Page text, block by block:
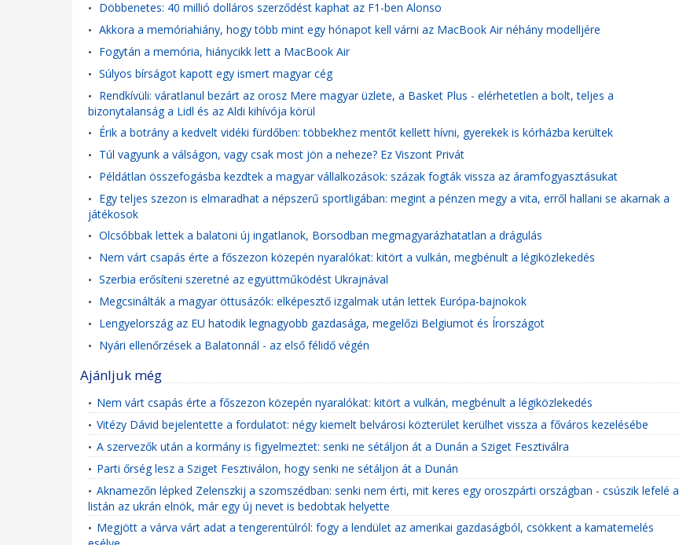
• Döbbenetes: 40 millió dolláros szerződést kaphat az F1-ben Alonso
• Akkora a memóriahiány, hogy több mint egy hónapot kell várni az MacBook Air néhány modelljére
• Fogytán a memória, hiánycikk lett a MacBook Air
• Súlyos bírságot kapott egy ismert magyar cég
• Rendkívüli: váratlanul bezárt az orosz Mere magyar üzlete, a Basket Plus - elérhetetlen a bolt, teljes a
bizonytalanság a Lidl és az Aldi kihívója körül
• Érik a botrány a kedvelt vidéki fürdőben: többekhez mentőt kellett hívni, gyerekek is kórházba kerültek
• Túl vagyunk a válságon, vagy csak most jön a neheze? Ez Viszont Privát
• Példátlan összefogásba kezdtek a magyar vállalkozások: százak fogták vissza az áramfogyasztásukat
• Egy teljes szezon is elmaradhat a népszerű sportligában: megint a pénzen megy a vita, erről hallani se akarnak a
játékosok
• Olcsóbbak lettek a balatoni új ingatlanok, Borsodban megmagyarázhatatlan a drágulás
• Nem várt csapás érte a főszezon közepén nyaralókat: kitört a vulkán, megbénult a légiközlekedés
• Szerbia erősíteni szeretné az együttműködést Ukrajnával
• Megcsinálták a magyar öttusázók: elképesztő izgalmak után lettek Európa-bajnokok
• Lengyelország az EU hatodik legnagyobb gazdasága, megelőzi Belgiumot és Írországot
• Nyári ellenőrzések a Balatonnál - az első félidő végén
Ajánljuk még
• Nem várt csapás érte a főszezon közepén nyaralókat: kitört a vulkán, megbénult a légiközlekedés
• Vitézy Dávid bejelentette a fordulatot: négy kiemelt belvárosi közterület kerülhet vissza a főváros kezelésébe
• A szervezők után a kormány is figyelmeztet: senki ne sétáljon át a Dunán a Sziget Fesztiválra
• Parti őrség lesz a Sziget Fesztiválon, hogy senki ne sétáljon át a Dunán
• Aknamezőn lépked Zelenszkij a szomszédban: senki nem érti, mit keres egy oroszpárti országban - csúszik lefelé a
listán az ukrán elnök, már egy új nevet is bedobtak helyette
• Megjött a várva várt adat a tengerentúlról: fogy a lendület az amerikai gazdaságból, csökkent a kamatemelés